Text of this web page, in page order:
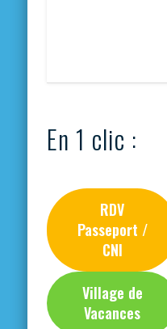
En 1 clic :
RDV
Passeport /
CNI
Village de
Vacances